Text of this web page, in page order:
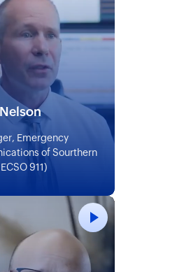
Emergency
of Sourthern
911)